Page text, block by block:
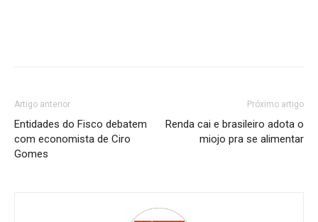
Artigo anterior
Entidades do Fisco debatem
com economista de Ciro
Gomes
Próximo artigo
Renda cai e brasileiro adota o
miojo pra se alimentar